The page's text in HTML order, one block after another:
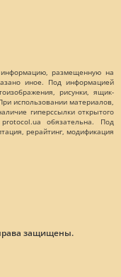
размещенную на
иное. Под информацией
рисунки, ящик-
использовании материалов,
гиперссылки открытого
обязательна. Под
рерайтинг, модификация
защищены.